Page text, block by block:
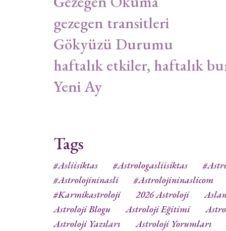
gezegen transitleri
Gökyüzü Durumu
haftalık etkiler, haftalık
Yeni Ay
Tags
#asliisiktas #astrologasliisiktas
#astrolojininasli
#astrolojininaslicom
#karmikastroloji
2026 Astroloji
Astroloji Blogu
Astroloji Eğitimi
Astroloji Yazıları
Astroloji Yorumları